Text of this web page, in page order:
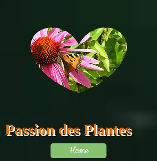
Passion des Plantes
Home